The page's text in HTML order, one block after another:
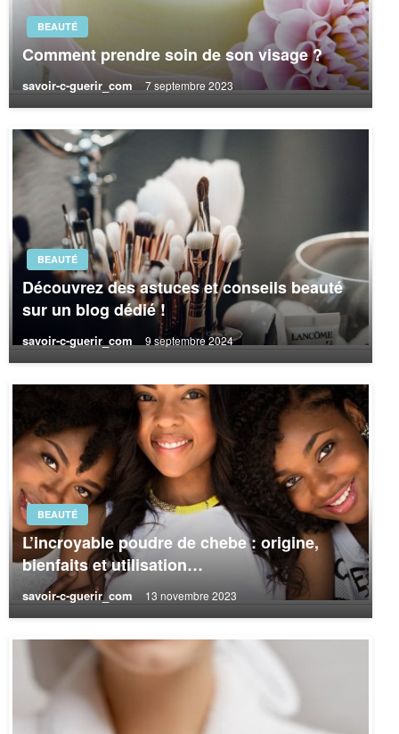
BEAUTÉ
Comment prendre soin de son visage ?
savoir-c-guerir_com 7 septembre 2023
BEAUTÉ
Découvrez des astuces et conseils beauté
sur un blog dédié !
savoir-c-guerir_com 9 septembre 2024
BEAUTÉ
L’incroyable poudre de chebe : origine,
bienfaits et utilisation…
savoir-c-guerir_com 13 novembre 2023